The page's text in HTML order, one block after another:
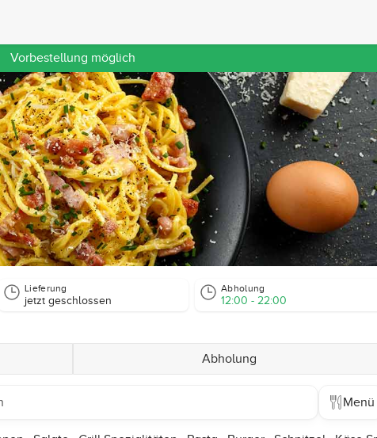
Vorbestellung möglich
Lieferung
jetzt geschlossen
Abholung
12:00 - 22:00
Abholung
Menü